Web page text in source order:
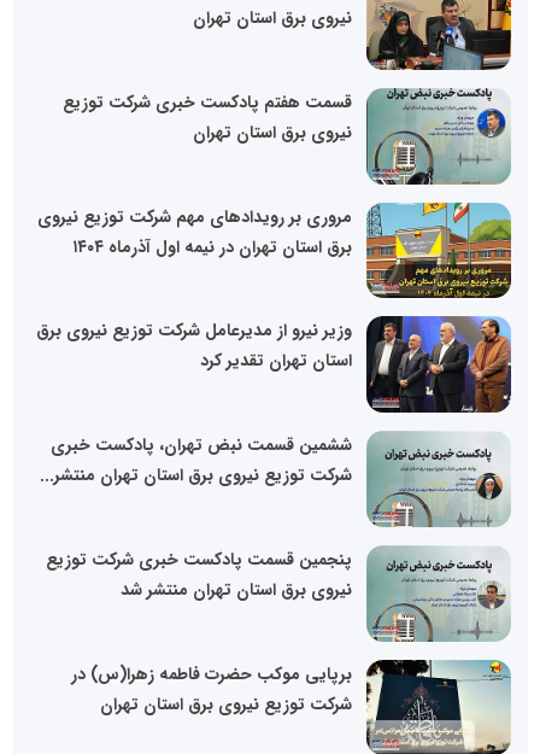
نیروی برق استان تهران
قسمت هفتم پادکست خبری شرکت توزیع
نیروی برق استان تهران
مروری بر رویدادهای مهم شرکت توزیع نیروی
برق استان تهران در نیمه اول آذرماه ۱۴۰۴
وزیر نیرو از مدیرعامل شرکت توزیع نیروی برق
استان تهران تقدیر کرد
ششمین قسمت نبض تهران، پادکست خبری
شرکت توزیع نیروی برق استان تهران منتشر...
پنجمین قسمت پادکست خبری شرکت توزیع
نیروی برق استان تهران منتشر شد
برپایی موکب حضرت فاطمه زهرا(س) در
شرکت توزیع نیروی برق استان تهران